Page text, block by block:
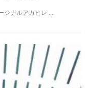
ジナルアカヒレ …